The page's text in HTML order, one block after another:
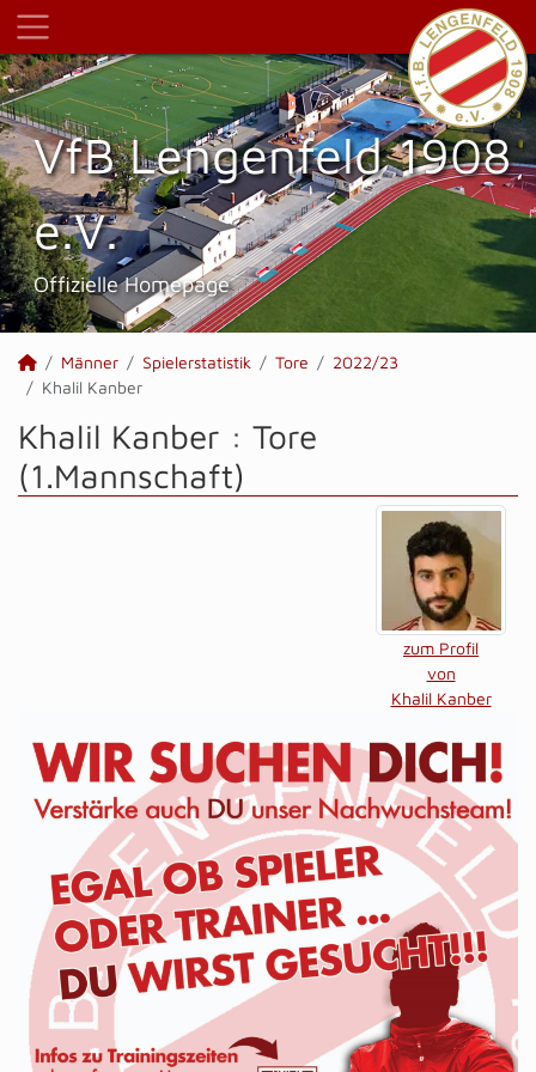
VfB Lengenfeld 1908
e.V.
Offizielle Homepage
Männer Spielerstatistik Tore
2022/23
Khalil Kanber
Khalil Kanber : Tore
(1.Mannschaft)
zum Profil
von
Khalil Kanber